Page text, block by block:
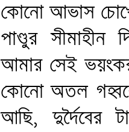
কোনো আভাস
পাণ্ডুর সীমাহীন
আমার সেই
কোনো অতল
আছি, দুর্দৈবের